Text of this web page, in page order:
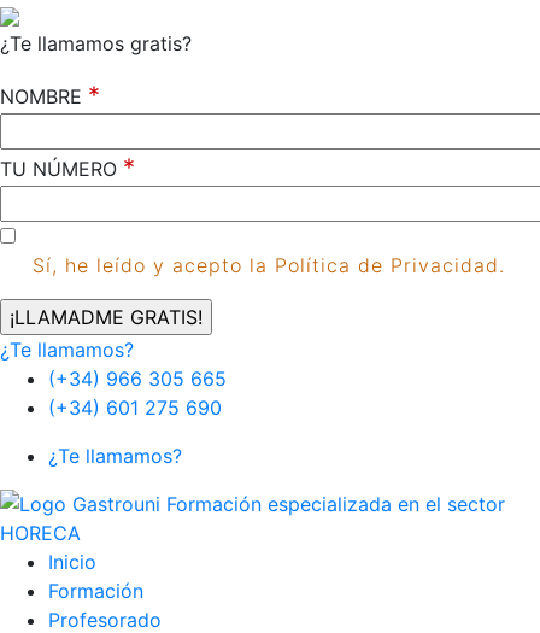
¿Te llamamos gratis?
NOMBRE *
TU NÚMERO *
Sí, he leído y acepto la Política de Privacidad.
¿Te llamamos?
(+34) 966 305 665
(+34) 601 275 690
¿Te llamamos?
Inicio
Formación
Profesorado